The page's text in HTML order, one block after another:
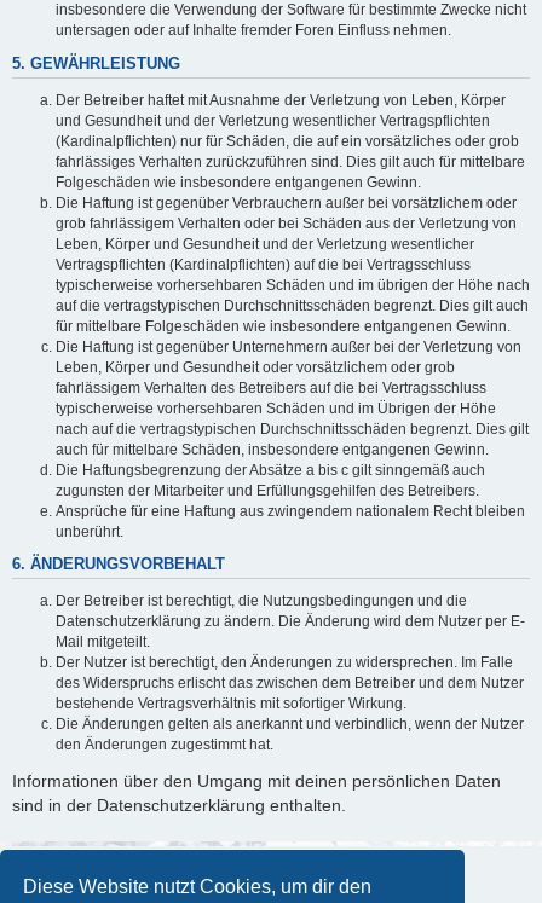
Diese Website nutzt Cookies, um dir den
insbesondere die Verwendung der Software für bestimmte Zwecke nicht
untersagen oder auf Inhalte fremder Foren Einfluss nehmen.
5. GEWÄHRLEISTUNG
Der Betreiber haftet mit Ausnahme der Verletzung von Leben, Körper
und Gesundheit und der Verletzung wesentlicher Vertragspflichten
(Kardinalpflichten) nur für Schäden, die auf ein vorsätzliches oder grob
fahrlässiges Verhalten zurückzuführen sind. Dies gilt auch für mittelbare
Folgeschäden wie insbesondere entgangenen Gewinn.
Die Haftung ist gegenüber Verbrauchern außer bei vorsätzlichem oder
grob fahrlässigem Verhalten oder bei Schäden aus der Verletzung von
Leben, Körper und Gesundheit und der Verletzung wesentlicher
Vertragspflichten (Kardinalpflichten) auf die bei Vertragsschluss
typischerweise vorhersehbaren Schäden und im übrigen der Höhe nach
auf die vertragstypischen Durchschnittsschäden begrenzt. Dies gilt auch
für mittelbare Folgeschäden wie insbesondere entgangenen Gewinn.
Die Haftung ist gegenüber Unternehmern außer bei der Verletzung von
Leben, Körper und Gesundheit oder vorsätzlichem oder grob
fahrlässigem Verhalten des Betreibers auf die bei Vertragsschluss
typischerweise vorhersehbaren Schäden und im Übrigen der Höhe
nach auf die vertragstypischen Durchschnittsschäden begrenzt. Dies gilt
auch für mittelbare Schäden, insbesondere entgangenen Gewinn.
Die Haftungsbegrenzung der Absätze a bis c gilt sinngemäß auch
zugunsten der Mitarbeiter und Erfüllungsgehilfen des Betreibers.
Ansprüche für eine Haftung aus zwingendem nationalem Recht bleiben
unberührt.
6. ÄNDERUNGSVORBEHALT
Der Betreiber ist berechtigt, die Nutzungsbedingungen und die
Datenschutzerklärung zu ändern. Die Änderung wird dem Nutzer per E-
Mail mitgeteilt.
Der Nutzer ist berechtigt, den Änderungen zu widersprechen. Im Falle
des Widerspruchs erlischt das zwischen dem Betreiber und dem Nutzer
bestehende Vertragsverhältnis mit sofortiger Wirkung.
Die Änderungen gelten als anerkannt und verbindlich, wenn der Nutzer
den Änderungen zugestimmt hat.
Informationen über den Umgang mit deinen persönlichen Daten
sind in der Datenschutzerklärung enthalten.